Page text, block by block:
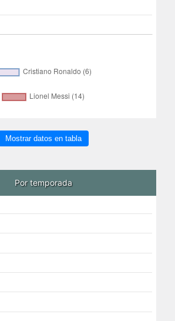
Mostrar datos en tabla
Por temporada